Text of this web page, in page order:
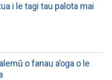
i le tagi tau palota mai
o fanau a’oga o le